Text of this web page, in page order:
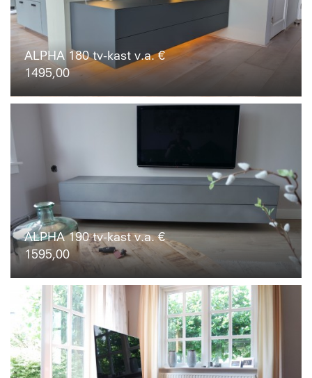
ALPHA 180 tv-kast v.a. €
1495,00
ALPHA 190 tv-kast v.a. €
1595,00